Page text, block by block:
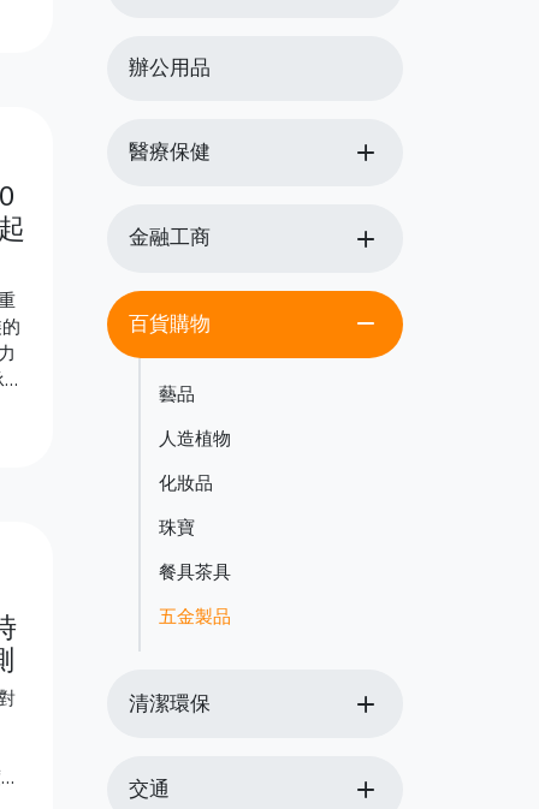
辦公用品
醫療保健 add
金融工商 add
百貨購物 remove
藝品
人造植物
化妝品
珠寶
餐具茶具
五金製品
清潔環保 add
交通 add